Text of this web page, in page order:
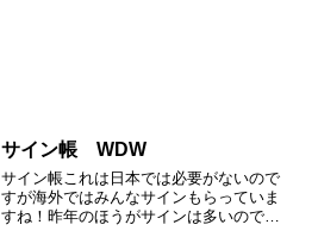
サイン帳 WDW
サイン帳これは日本では必要がないので
すが海外ではみんなサインもらっていま
すね！昨年のほうがサインは多いのです